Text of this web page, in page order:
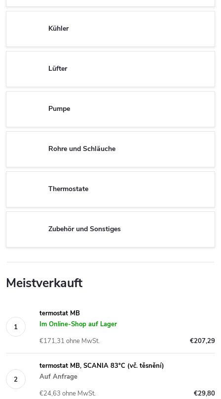
Kühler
Lüfter
Pumpe
Rohre und Schläuche
Thermostate
Zubehör und Sonstiges
Meistverkauft
termostat MB
Im Online-Shop auf Lager
€207,29
€171,31 ohne MwSt.
termostat MB, SCANIA 83°C (vč. těsnění)
Auf Anfrage
€29,80
€24,63 ohne MwSt.